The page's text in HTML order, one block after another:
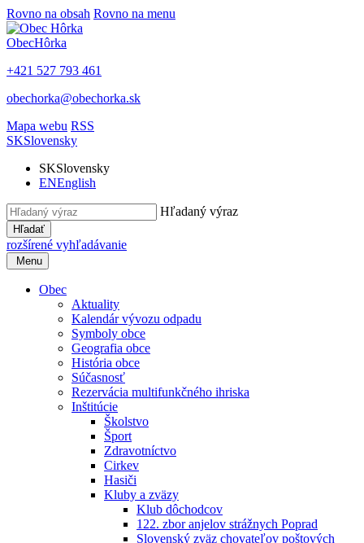
Rovno na obsah Rovno na menu
ObecHôrka
+421 527 793 461
obechorka@obechorka.sk
Mapa webu RSS
SKSlovensky
SKSlovensky
ENEnglish
Hľadaný výraz
Hľadať
rozšírené vyhľadávanie
Menu
Obec
Aktuality
Kalendár vývozu odpadu
Symboly obce
Geografia obce
História obce
Súčasnosť
Rezervácia multifunkčného ihriska
Inštitúcie
Školstvo
Šport
Zdravotníctvo
Cirkev
Hasiči
Kluby a zväzy
Klub dôchodcov
122. zbor anjelov strážnych Poprad
Slovenský zväz chovateľov poštových